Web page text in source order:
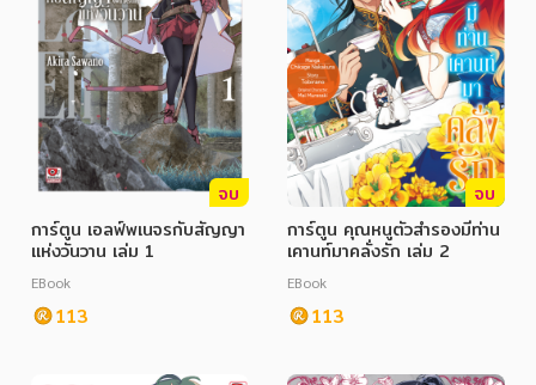
จบ
การ์ตูน เอลฟ์พเนจรกับสัญญา
แห่งวันวาน เล่ม 1
EBook
113
จบ
การ์ตูน คุณหนูตัวสำรองมีท่าน
เคานท์มาคลั่งรัก เล่ม 2
EBook
113